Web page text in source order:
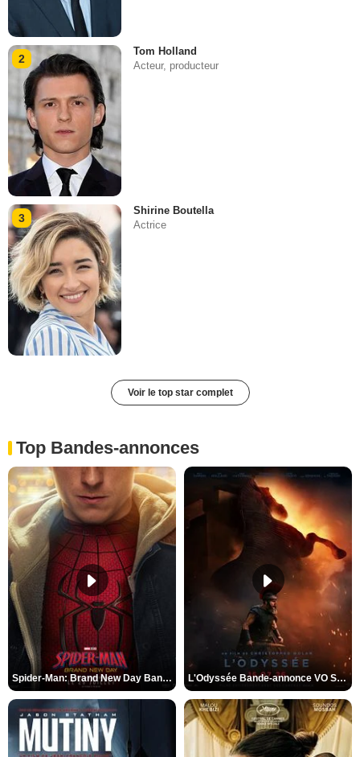
2
Tom Holland
Acteur, producteur
3
Shirine Boutella
Actrice
Voir le top star complet
Top Bandes-annonces
Spider-Man: Brand New Day Bande-annonce VO STFR L'Odyssée Bande-annonce VO STFR